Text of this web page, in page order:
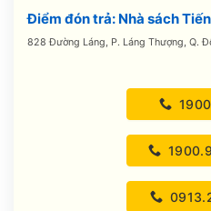
Điểm đón trả: Nhà sách
828 Đường Láng, P. Láng Thượng, Q.